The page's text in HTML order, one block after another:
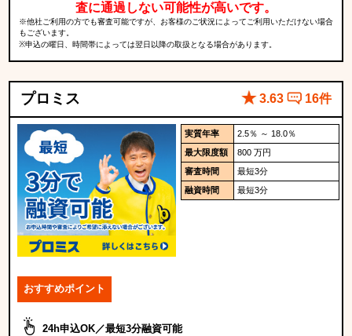
査に通過しない可能性が高いです。
※他社ご利用の方でも審査可能ですが、お客様のご状況によってご利用いただけない場合
もございます。
※申込の曜日、時間帯によっては翌日以降の取扱となる場合があります。
プロミス 3.63 16件
実質年率
2.5％ ～ 18.0％
最大限度額
800 万円
審査時間
最短3分
融資時間
最短3分
おすすめポイント
24h申込OK／最短3分融資可能